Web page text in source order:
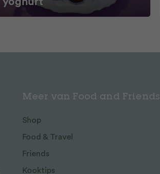
Meer van Food and Friends
Shop
Food & Travel
Friends
Kooktips